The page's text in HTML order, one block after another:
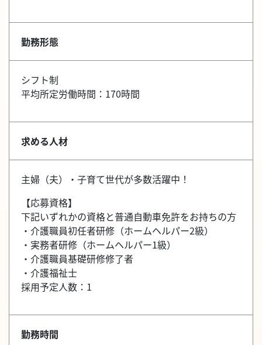
勤務形態
シフト制
平均所定労働時間：170時間
求める人材
主婦（夫）・子育て世代が多数活躍中！
【応募資格】
下記いずれかの資格と普通自動車免許をお持ちの方
・介護職員初任者研修（ホームヘルパー2級）
・実務者研修（ホームヘルパー1級）
・介護職員基礎研修修了者
・介護福祉士
採用予定人数：1
勤務時間